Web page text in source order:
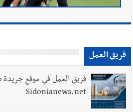
فريق العمل
فريق العمل في موقع جريدة
Sidonianews.net